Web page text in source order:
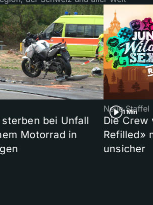
bei Unfall
Motorrad in
1 Min
Neue Staffel
Die Crew
Refilled»
unsicher